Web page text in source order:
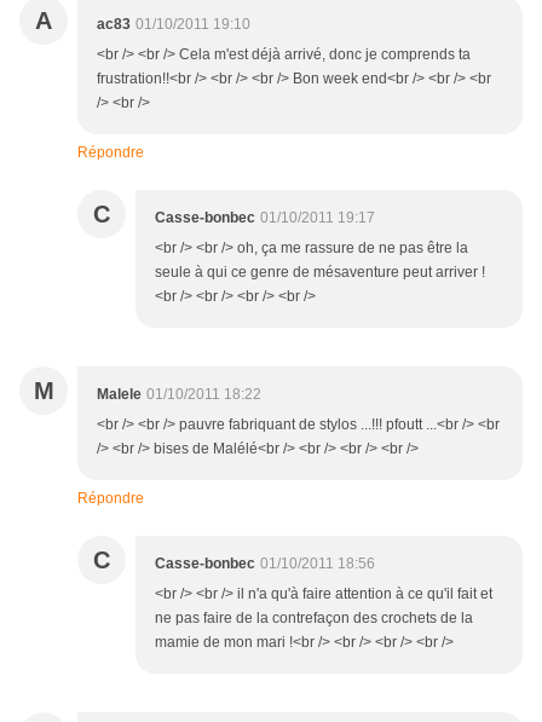
A ac83 01/10/2011 19:10
<br /> <br /> Cela m'est déjà arrivé, donc je comprends ta
frustration!!<br /> <br /> <br /> Bon week end<br /> <br /> <br
/> <br />
Répondre
C Casse-bonbec 01/10/2011 19:17
<br /> <br /> oh, ça me rassure de ne pas être la
seule à qui ce genre de mésaventure peut arriver !
<br /> <br /> <br /> <br />
M Malele 01/10/2011 18:22
<br /> <br /> pauvre fabriquant de stylos ...!!! pfoutt ...<br /> <br
/> <br /> bises de Malélé<br /> <br /> <br /> <br />
Répondre
C Casse-bonbec 01/10/2011 18:56
<br /> <br /> il n'a qu'à faire attention à ce qu'il fait et
ne pas faire de la contrefaçon des crochets de la
mamie de mon mari !<br /> <br /> <br /> <br />